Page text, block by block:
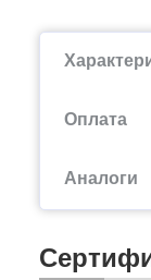
Оплата
Аналоги